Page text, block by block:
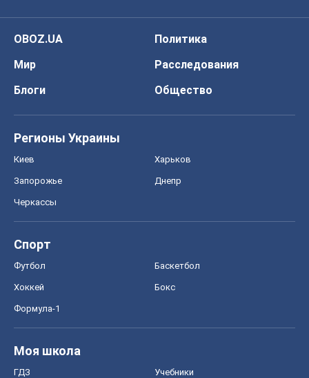
OBOZ.UA
Политика
Мир
Расследования
Блоги
Общество
Регионы Украины
Киев Харьков
Запорожье Днепр
Черкассы
Спорт
Футбол Баскетбол
Хоккей Бокс
Формула-1
Моя школа
ГДЗ Учебники